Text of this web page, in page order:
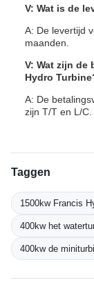
V: Wat is de
A: De levertijd
maanden.
V: Wat zijn de
Hydro
A: De
zijn T/T en L/C.
Taggen
1500kw Francis
400kw het
400kw de